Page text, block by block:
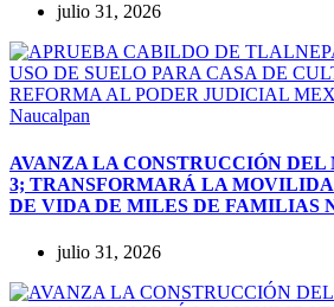
julio 31, 2026
Naucalpan
AVANZA LA CONSTRUCCIÓN
3; TRANSFORMARÁ LA
DE VIDA DE MILES DE FAMILIAS
julio 31, 2026